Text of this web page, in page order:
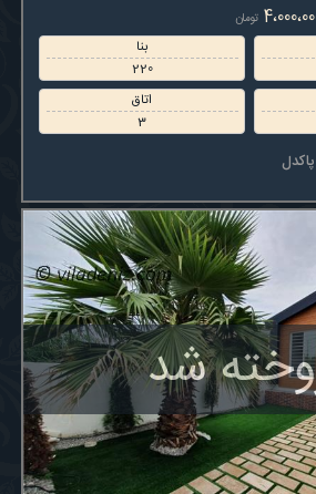
تومان
بنا
220
اتاق
3
شد